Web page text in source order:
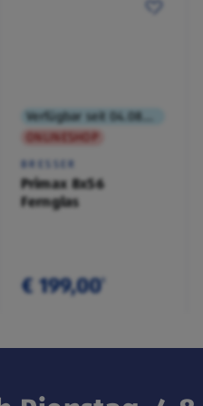
ONLINESHOP
BRESSER
Primax 8x56
Fernglas
€ 199,00¹